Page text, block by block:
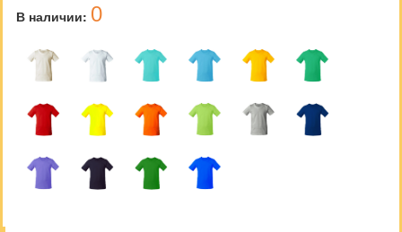
В наличии: 0